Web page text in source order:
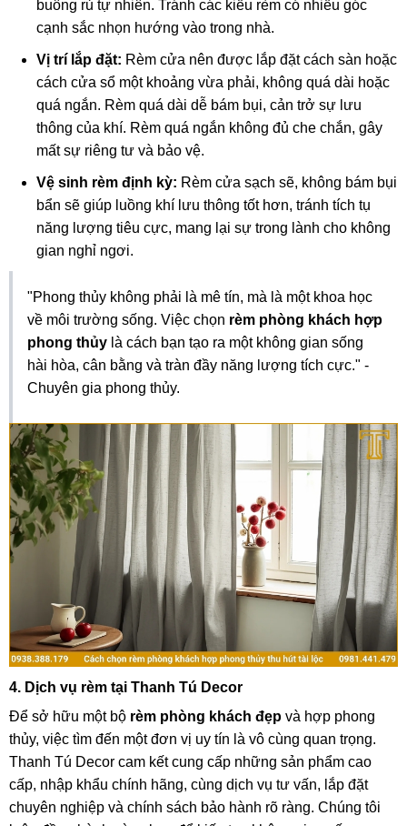
buông rủ tự nhiên. Tránh các kiểu rèm có nhiều góc
cạnh sắc nhọn hướng vào trong nhà.
Vị trí lắp đặt: Rèm cửa nên được lắp đặt cách sàn hoặc
cách cửa sổ một khoảng vừa phải, không quá dài hoặc
quá ngắn. Rèm quá dài dễ bám bụi, cản trở sự lưu
thông của khí. Rèm quá ngắn không đủ che chắn, gây
mất sự riêng tư và bảo vệ.
Vệ sinh rèm định kỳ: Rèm cửa sạch sẽ, không bám bụi
bẩn sẽ giúp luồng khí lưu thông tốt hơn, tránh tích tụ
năng lượng tiêu cực, mang lại sự trong lành cho không
gian nghỉ ngơi.
"Phong thủy không phải là mê tín, mà là một khoa học
về môi trường sống. Việc chọn rèm phòng khách hợp
phong thủy là cách bạn tạo ra một không gian sống
hài hòa, cân bằng và tràn đầy năng lượng tích cực." -
Chuyên gia phong thủy.
4. Dịch vụ rèm tại Thanh Tú Decor
Để sở hữu một bộ rèm phòng khách đẹp và hợp phong
thủy, việc tìm đến một đơn vị uy tín là vô cùng quan trọng.
Thanh Tú Decor cam kết cung cấp những sản phẩm cao
cấp, nhập khẩu chính hãng, cùng dịch vụ tư vấn, lắp đặt
chuyên nghiệp và chính sách bảo hành rõ ràng. Chúng tôi